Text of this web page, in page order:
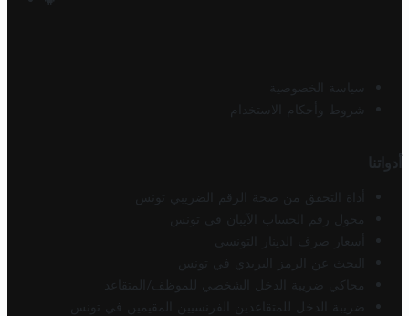
سياسة الخصوصية
شروط وأحكام الاستخدام
أدواتنا
أداة التحقق من صحة الرقم الضريبي تونس
محول رقم الحساب الآيبان في تونس
أسعار صرف الدينار التونسي
البحث عن الرمز البريدي في تونس
محاكي ضريبة الدخل الشخصي للموظف/المتقاعد
ضريبة الدخل للمتقاعدين الفرنسيين المقيمين في تونس